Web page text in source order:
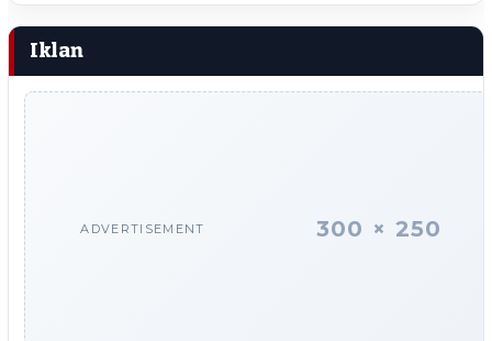
Iklan
ADVERTISEMENT 300 × 250